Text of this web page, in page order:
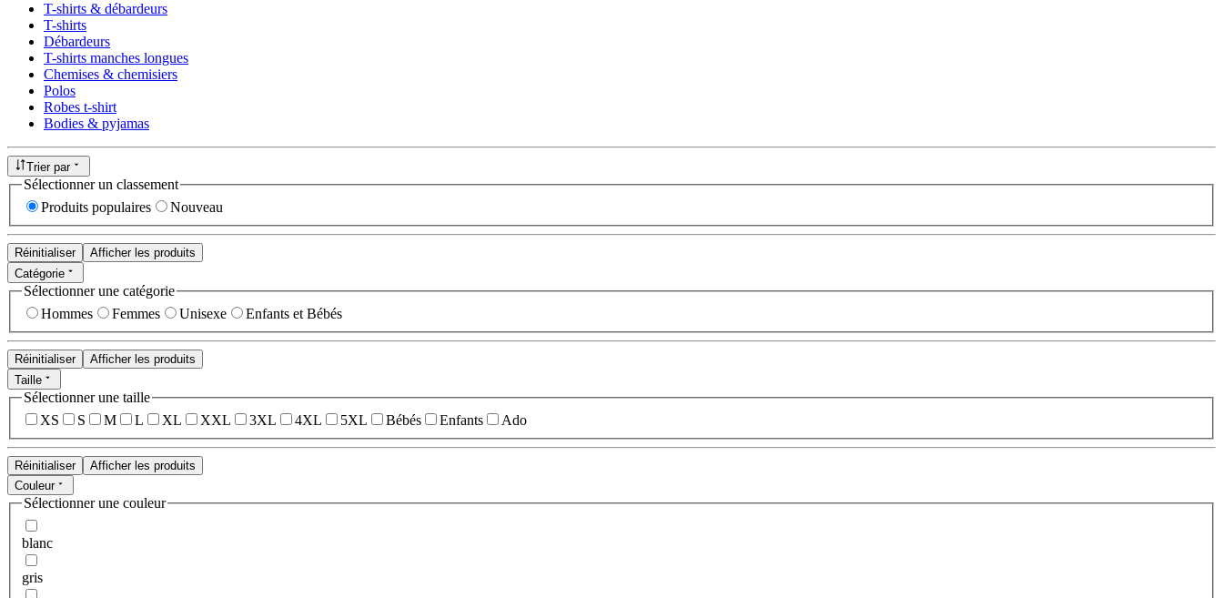
T-shirts & débardeurs
T-shirts
Débardeurs
T-shirts manches longues
Chemises & chemisiers
Polos
Robes t-shirt
Bodies & pyjamas
Trier par
Sélectionner un classement
Produits populaires
Nouveau
Réinitialiser
Afficher les produits
Catégorie
Sélectionner une catégorie
Hommes
Femmes Unisexe Enfants et Bébés
Réinitialiser
Afficher les produits
Taille
Sélectionner une taille
XS
S M L XL XXL 3XL 4XL 5XL Bébés Enfants Ado
Réinitialiser
Afficher les produits
Couleur
Sélectionner une couleur
blanc
gris